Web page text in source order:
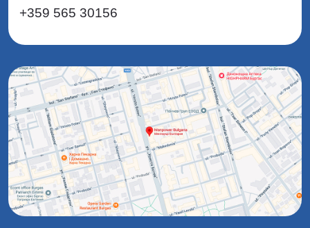
+359 565 30156